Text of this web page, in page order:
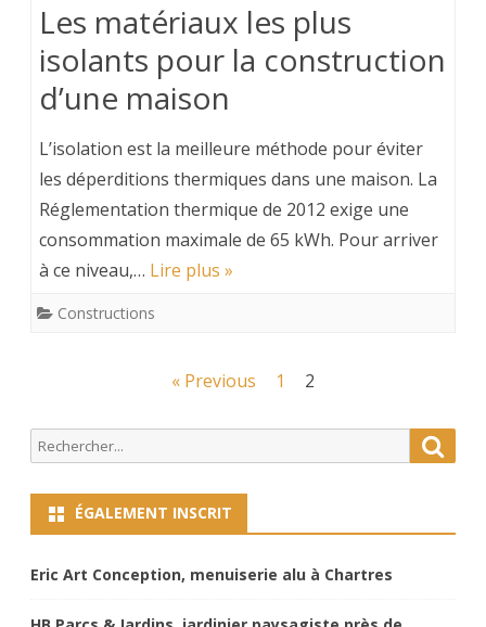
Les matériaux les plus
isolants pour la construction
d’une maison
L’isolation est la meilleure méthode pour éviter
les déperditions thermiques dans une maison. La
Réglementation thermique de 2012 exige une
consommation maximale de 65 kWh. Pour arriver
à ce niveau,… Lire plus »
Constructions
articles
« Previous 1 2
Search
for:
ÉGALEMENT INSCRIT
Eric Art Conception, menuiserie alu à Chartres